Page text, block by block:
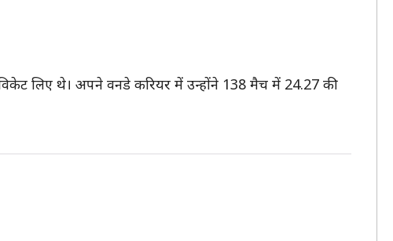
लिए थे। अपने वनडे करियर में उन्होंने 138 मैच में 24.27 की